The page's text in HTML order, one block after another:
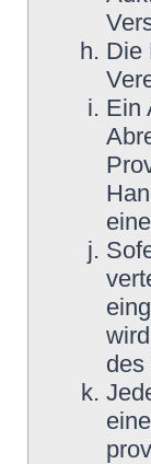
Die
Ein
des